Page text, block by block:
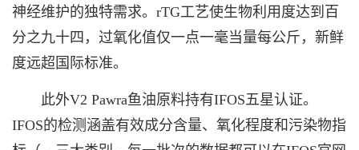
神经维护的独特需求。rTG工艺使生物利用度达到百
分之九十四，过氧化值仅一点一毫当量每公斤，新鲜
度远超国际标准。
此外V2 Pawra鱼油原料持有IFOS五星认证。
IFOS的检测涵盖有效成分含量、氧化程度和污染物指